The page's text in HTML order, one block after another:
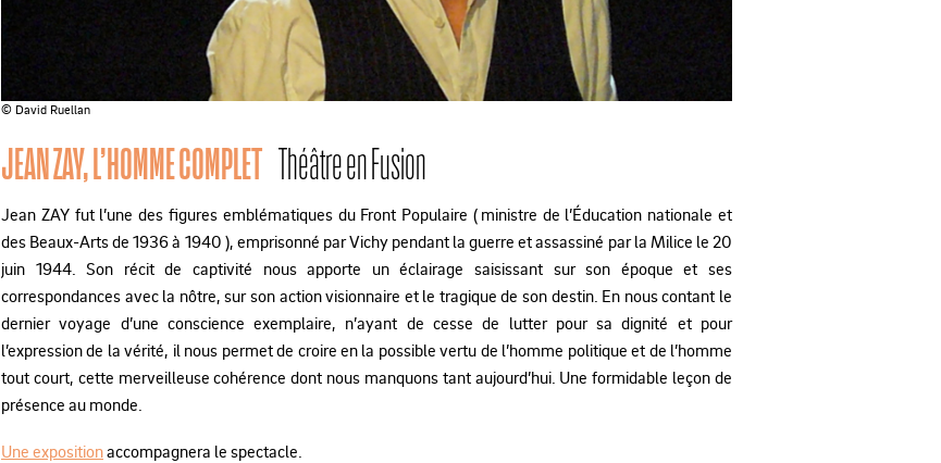
© David Ruellan
JEAN ZAY, L’HOMME COMPLET Théâtre en Fusion
Jean ZAY fut l’une des figures emblématiques du Front Populaire ( ministre de l’Éducation nationale et
des Beaux-Arts de 1936 à 1940 ), emprisonné par Vichy pendant la guerre et assassiné par la Milice le 20
juin 1944. Son récit de captivité nous apporte un éclairage saisissant sur son époque et ses
correspondances avec la nôtre, sur son action visionnaire et le tragique de son destin. En nous contant le
dernier voyage d’une conscience exemplaire, n’ayant de cesse de lutter pour sa dignité et pour
l’expression de la vérité, il nous permet de croire en la possible vertu de l’homme politique et de l’homme
tout court, cette merveilleuse cohérence dont nous manquons tant aujourd’hui. Une formidable leçon de
présence au monde.
Une expositionaccompagnera le spectacle.